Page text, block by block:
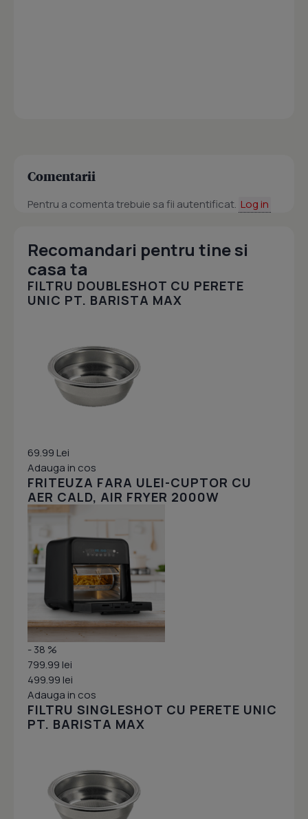
Comentarii
Pentru a comenta trebuie sa fii autentificat. Log in
Recomandari pentru tine si
casa ta
FILTRU DOUBLESHOT CU PERETE
UNIC PT. BARISTA MAX
69.99 Lei
Adauga in cos
FRITEUZA FARA ULEI-CUPTOR CU
AER CALD, AIR FRYER 2000W
- 38 %
799.99 lei
499.99 lei
Adauga in cos
FILTRU SINGLESHOT CU PERETE UNIC
PT. BARISTA MAX